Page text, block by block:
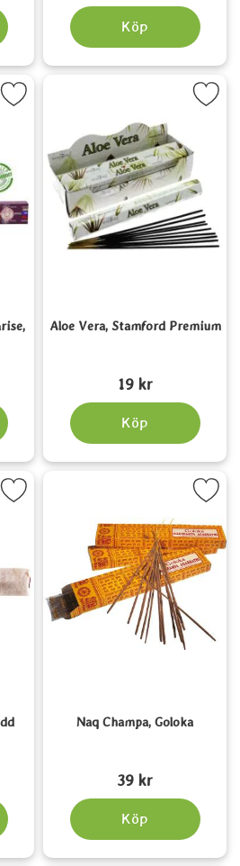
Köp
Sunrise, Satya som favorit
Aloe Vera, Stamford Premium
19 kr
Köp
Markera aloe Vera, Stamford
Skydd som favorit
Naq Champa, Goloka
39 kr
Köp
Markera naq Champa,